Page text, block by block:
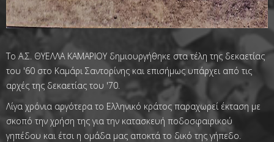
Το Α.Σ. ΘΥΕΛΛΑ ΚΑΜΑΡΙΟΥ δημιουργήθηκε στα τέλη της δεκαετίας
του '60 στο Καμάρι Σαντορίνης και επισήμως υπάρχει από τις
αρχές της δεκαετίας του '70.
Λίγα χρόνια αργότερα το Ελληνικό κράτος παραχωρεί έκταση με
σκοπό την χρήση της για την κατασκευή ποδοσφαιρικού
γηπέδου και έτσι η ομάδα μας αποκτά το δικό της γήπεδο.